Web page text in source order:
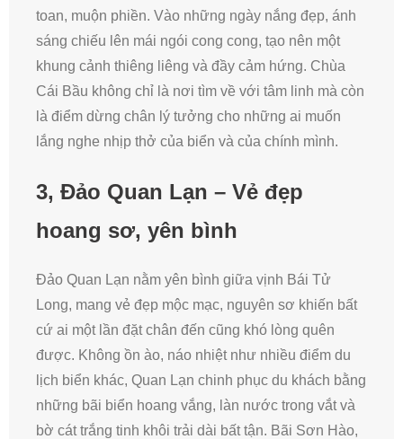
toan, muộn phiền. Vào những ngày nắng đẹp, ánh
sáng chiếu lên mái ngói cong cong, tạo nên một
khung cảnh thiêng liêng và đầy cảm hứng. Chùa
Cái Bầu không chỉ là nơi tìm về với tâm linh mà còn
là điểm dừng chân lý tưởng cho những ai muốn
lắng nghe nhịp thở của biển và của chính mình.
3, Đảo Quan Lạn – Vẻ đẹp
hoang sơ, yên bình
Đảo Quan Lạn nằm yên bình giữa vịnh Bái Tử
Long, mang vẻ đẹp mộc mạc, nguyên sơ khiến bất
cứ ai một lần đặt chân đến cũng khó lòng quên
được. Không ồn ào, náo nhiệt như nhiều điểm du
lịch biển khác, Quan Lạn chinh phục du khách bằng
những bãi biển hoang vắng, làn nước trong vắt và
bờ cát trắng tinh khôi trải dài bất tận. Bãi Sơn Hào,